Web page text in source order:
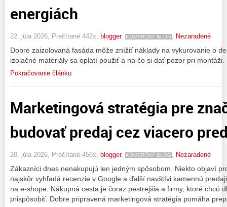
energiách
22. júla 2026, Prečítané 442x, blogger, KOMERČNÝ BLOG , Nezaradené
Dobre zaizolovaná fasáda môže znížiť náklady na vykurovanie o
izolačné materiály sa oplatí použiť a na čo si dať pozor pri montáži.
Pokračovanie článku
Marketingová stratégia pre
budovať predaj cez viacero
20. júla 2026, Prečítané 456x, blogger, KOMERČNÝ BLOG , Nezaradené
Zákazníci dnes nenakupujú len jedným spôsobom. Niekto objaví
najskôr vyhľadá recenzie v Google a ďalší navštívi kamennú
na e-shope. Nákupná cesta je čoraz pestrejšia a firmy, ktoré chcú
prispôsobiť. Dobre pripravená marketingová stratégia pomáha